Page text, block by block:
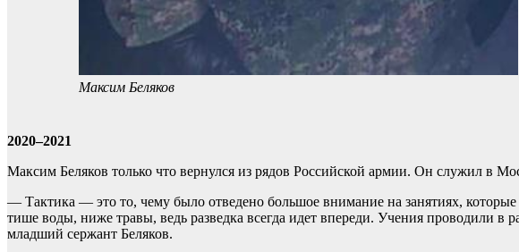
Максим Беляков
2020–2021
Максим Беляков только что вернулся из рядов Российской армии. Он служил в
— Тактика — это то, чему было отведено большое внимание на занятиях,
тише воды, ниже травы, ведь разведка всегда идет впереди. Учения проводили в
младший сержант Беляков.